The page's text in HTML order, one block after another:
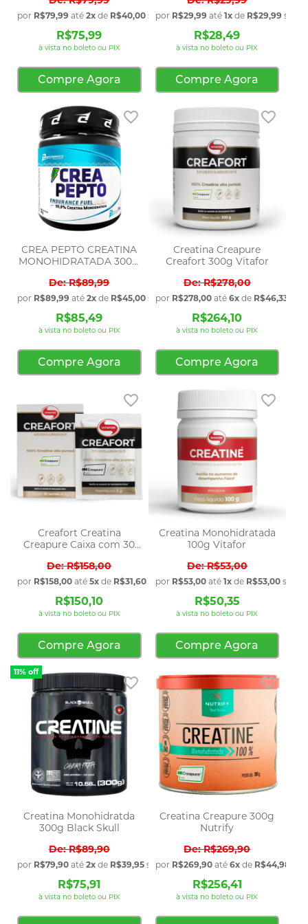
por R$79,99 até 2x de R$40,00 sem juros
R$75,99
à vista no boleto ou PIX
Compre Agora
por R$29,99 até 1xde R$29,99 sem
R$28,49
à vista no boleto ou PIX
Compre Agora
CREA PEPTO CREATINA
MONOHIDRATADA 300G
R$89,99
por R$89,99 até 2x de R$45,00 sem juros
R$85,49
à vista no boleto ou PIX
Compre Agora
Creatina Creapure
Creafort 300g Vitafor
R$278,00
por R$278,00até 6xde R$46,33
R$264,10
à vista no boleto ou PIX
Compre Agora
Creafort Creatina
Creapure Caixa com 30
R$158,00
por R$158,00 até 5x de R$31,60 sem juros
R$150,10
à vista no boleto ou PIX
Compre Agora
Creatina Monohidratada
100g Vitafor
R$53,00
por R$53,00até 1xde R$53,00sem
R$50,35
à vista no boleto ou PIX
Compre Agora
11% off
Creatina Monohidratda
300g Black Skull
R$89,90
por R$79,90 até 2x de R$39,95 sem juros
R$75,91
à vista no boleto ou PIX
Adicionar aos favoritos
Creatina Creapure 300g
Nutrify
R$269,90
por R$269,90até 6xde R$44,98
R$256,41
à vista no boleto ou PIX